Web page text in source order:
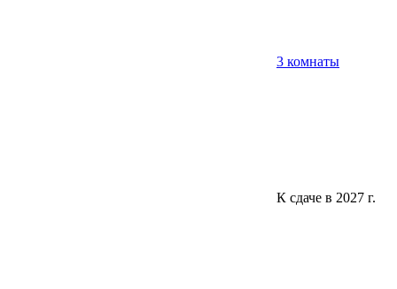
3 комнаты
К сдаче в 2027 г.